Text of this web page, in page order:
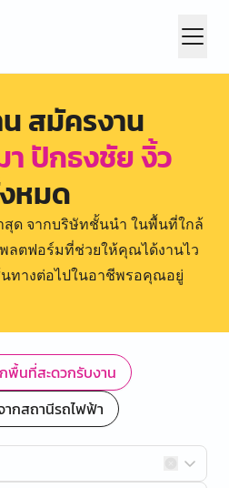
สมัครงาน
ปักธงชัย งิ้ว
หมด
ด จากบริษัทชั้นนำ ในพื้นที่ใกล้
ลตฟอร์มที่ช่วยให้คุณได้งานไว
นทางต่อไปในอาชีพรอคุณอยู่
พื้นที่สะดวกรับงาน
ากสถานีรถไฟฟ้า